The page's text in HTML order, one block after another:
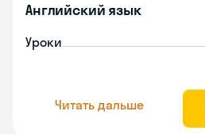
Английский язык
Уроки
Читать дальше